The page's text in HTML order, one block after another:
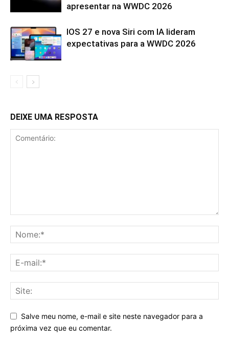
apresentar na WWDC 2026
IOS 27 e nova Siri com IA lideram
expectativas para a WWDC 2026
DEIXE UMA RESPOSTA
Salve meu nome, e-mail e site neste navegador para a
próxima vez que eu comentar.